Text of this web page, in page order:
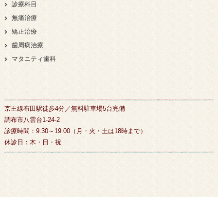
診療科目
無痛治療
矯正治療
歯周病治療
マタニティ歯科
京王線布田駅徒歩4分／無料駐車場5台完備
調布市八雲台1-24-2
診療時間：9:30～19:00（月・火・土は18時まで）
休診日：木・日・祝